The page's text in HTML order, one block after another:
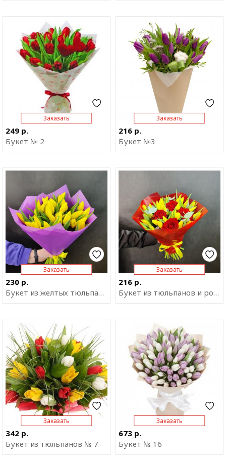
Заказать
216 р.
Букет №3
Отправить ссылку на
приложение
Заказать
249 р.
Букет № 2
Отправить ссылку на
приложение
Заказать
216 р.
Букет из тюльпанов и роз "Симфония"
Заказать
230 р.
Букет из желтых тюльпанов "Роскошный презент"
приложение
Заказать
673 р.
Букет № 16
Отправить ссылку на
приложение
Заказать
342 р.
Букет из тюльпанов № 7
Отправить ссылку на
приложение